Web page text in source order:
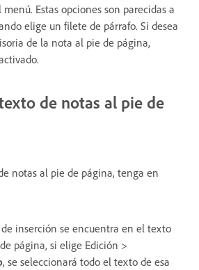
Estas opciones son parecidas a
elige un filete de párrafo. Si desea
de la nota al pie de página,
de notas al pie de
notas al pie de página, tenga en
inserción se encuentra en el texto
página, si elige Edición >
, se seleccionará todo el texto de esa